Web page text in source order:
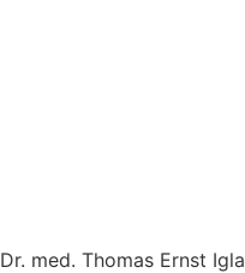
Dr. med. Thomas Ernst Igla